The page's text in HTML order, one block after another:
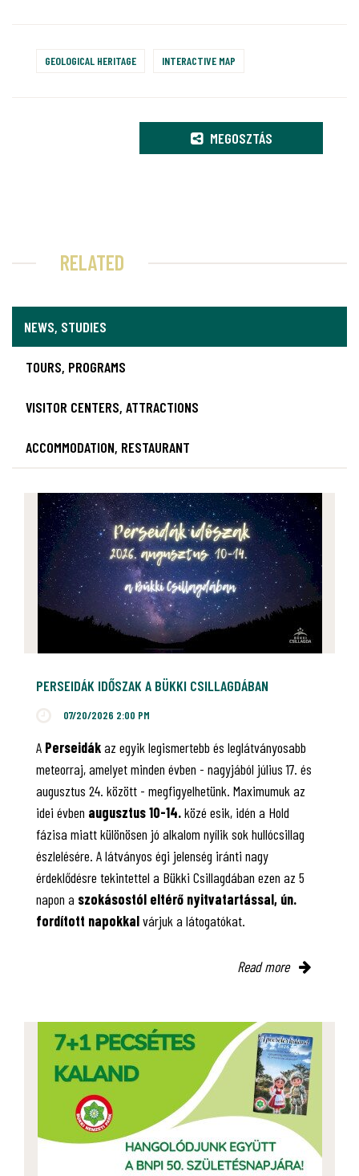
GEOLOGICAL HERITAGE INTERACTIVE MAP
MEGOSZTÁS
RELATED
NEWS, STUDIES
TOURS, PROGRAMS
VISITOR CENTERS, ATTRACTIONS
ACCOMMODATION, RESTAURANT
PERSEIDÁK IDŐSZAK A BÜKKI CSILLAGDÁBAN
07/20/2026 2:00 PM
A Perseidákaz egyik legismertebb és leglátványosabb
meteorraj, amelyet minden évben - nagyjából július 17. és
augusztus 24. között - megfigyelhetünk. Maximumuk az
idei évben augusztus 10-14.közé esik, idén a Hold
fázisa miatt különösen jó alkalom nyílik sok hullócsillag
észlelésére. A látványos égi jelenség iránti nagy
érdeklődésre tekintettel a Bükki Csillagdában ezen az 5
napon a szokásostól eltérő nyitvatartással, ún.
fordított napokkalvárjuk a látogatókat.
Read more